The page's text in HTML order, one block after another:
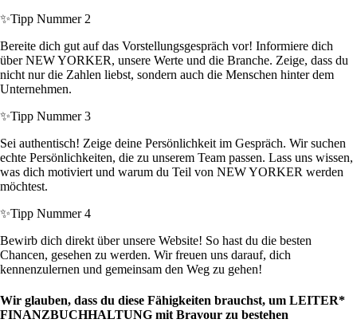
✨Tipp Nummer 2
Bereite dich gut auf das Vorstellungsgespräch vor! Informiere dich
über NEW YORKER, unsere Werte und die Branche. Zeige, dass du
nicht nur die Zahlen liebst, sondern auch die Menschen hinter dem
Unternehmen.
✨Tipp Nummer 3
Sei authentisch! Zeige deine Persönlichkeit im Gespräch. Wir suchen
echte Persönlichkeiten, die zu unserem Team passen. Lass uns wissen,
was dich motiviert und warum du Teil von NEW YORKER werden
möchtest.
✨Tipp Nummer 4
Bewirb dich direkt über unsere Website! So hast du die besten
Chancen, gesehen zu werden. Wir freuen uns darauf, dich
kennenzulernen und gemeinsam den Weg zu gehen!
Wir glauben, dass du diese Fähigkeiten brauchst, um LEITER*
FINANZBUCHHALTUNG mit Bravour zu bestehen